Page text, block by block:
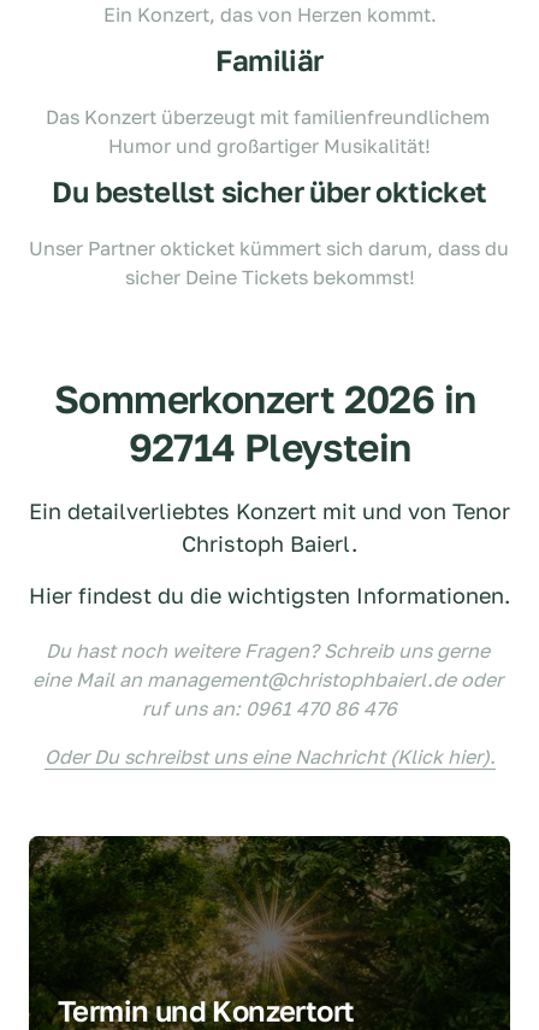
Ein Konzert, das von Herzen kommt.
Familiär
Das Konzert überzeugt mit familienfreundlichem
Humor und großartiger Musikalität!
Du bestellst sicher über okticket
Unser Partner okticket kümmert sich darum, dass du
sicher Deine Tickets bekommst!
Sommerkonzert 2026 in
92714 Pleystein
Ein detailverliebtes Konzert mit und von Tenor
Christoph Baierl.
Hier findest du die wichtigsten Informationen.
Du hast noch weitere Fragen? Schreib uns gerne
eine Mail an management@christophbaierl.de oder
ruf uns an: 0961 470 86 476
Oder Du schreibst uns eine Nachricht (Klick hier).
Termin und Konzertort